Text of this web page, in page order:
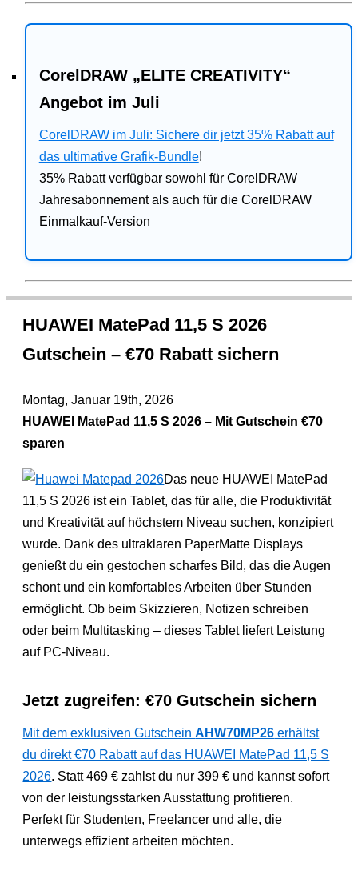
CorelDRAW „ELITE CREATIVITY“
Angebot im Juli
CorelDRAW im Juli: Sichere dir jetzt 35% Rabatt auf
das ultimative Grafik-Bundle!
35% Rabatt verfügbar sowohl für CorelDRAW
Jahresabonnement als auch für die CorelDRAW
Einmalkauf-Version
HUAWEI MatePad 11,5 S 2026
Gutschein – €70 Rabatt sichern
Montag, Januar 19th, 2026
HUAWEI MatePad 11,5 S 2026 – Mit Gutschein €70
sparen
Das neue HUAWEI MatePad
11,5 S 2026 ist ein Tablet, das für alle, die Produktivität
und Kreativität auf höchstem Niveau suchen, konzipiert
wurde. Dank des ultraklaren PaperMatte Displays
genießt du ein gestochen scharfes Bild, das die Augen
schont und ein komfortables Arbeiten über Stunden
ermöglicht. Ob beim Skizzieren, Notizen schreiben
oder beim Multitasking – dieses Tablet liefert Leistung
auf PC-Niveau.
Jetzt zugreifen: €70 Gutschein sichern
Mit dem exklusiven GutscheinAHW70MP26 erhältst
du direkt €70 Rabatt auf das HUAWEI MatePad 11,5 S
2026. Statt 469 € zahlst du nur 399 € und kannst sofort
von der leistungsstarken Ausstattung profitieren.
Perfekt für Studenten, Freelancer und alle, die
unterwegs effizient arbeiten möchten.